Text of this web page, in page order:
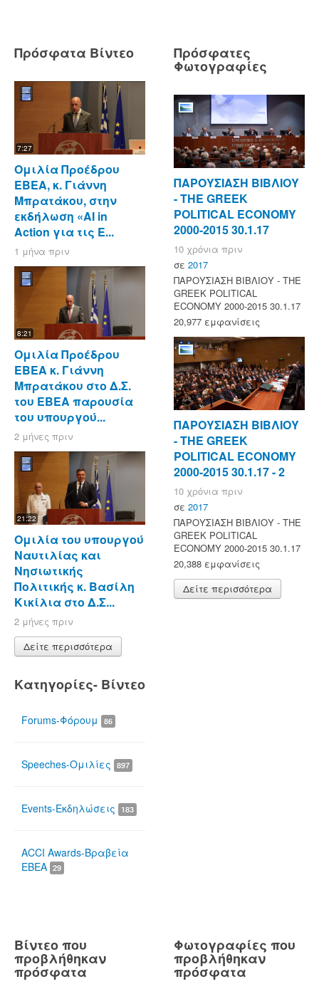
Πρόσφατα Βίντεο
7:27
Ομιλία Προέδρου
ΕΒΕΑ, κ. Γιάννη
Μπρατάκου, στην
εκδήλωση «AI in
Action για τις Ε...
1 μήνα πριν
8:21
Ομιλία Προέδρου
ΕΒΕΑ κ. Γιάννη
Μπρατάκου στο Δ.Σ.
του ΕΒΕΑ παρουσία
του υπουργού...
2 μήνες πριν
21:22
Ομιλία του υπουργού
Ναυτιλίας και
Νησιωτικής
Πολιτικής κ. Βασίλη
Κικίλια στο Δ.Σ...
2 μήνες πριν
Δείτε περισσότερα
Κατηγορίες- Βίντεο
Forums-Φόρουμ 86
Speeches-Ομιλίες 897
Events-Εκδηλώσεις 183
ACCI Awards-Βραβεία
ΕΒΕΑ 29
Πρόσφατες
Φωτογραφίες
ΠΑΡΟΥΣΙΑΣΗ ΒΙΒΛΙΟΥ
- ΤΗΕ GREEK
POLITICAL ECONOMY
2000-2015 30.1.17
10 χρόνια πριν
σε 2017
ΠΑΡΟΥΣΙΑΣΗ ΒΙΒΛΙΟΥ - ΤΗΕ
GREEK POLITICAL
ECONOMY 2000-2015 30.1.17
20,977 εμφανίσεις
ΠΑΡΟΥΣΙΑΣΗ ΒΙΒΛΙΟΥ
- ΤΗΕ GREEK
POLITICAL ECONOMY
2000-2015 30.1.17 - 2
10 χρόνια πριν
σε 2017
ΠΑΡΟΥΣΙΑΣΗ ΒΙΒΛΙΟΥ - ΤΗΕ
GREEK POLITICAL
ECONOMY 2000-2015 30.1.17
20,388 εμφανίσεις
Δείτε περισσότερα
Βίντεο που
προβλήθηκαν
πρόσφατα
Φωτογραφίες που
προβλήθηκαν
πρόσφατα